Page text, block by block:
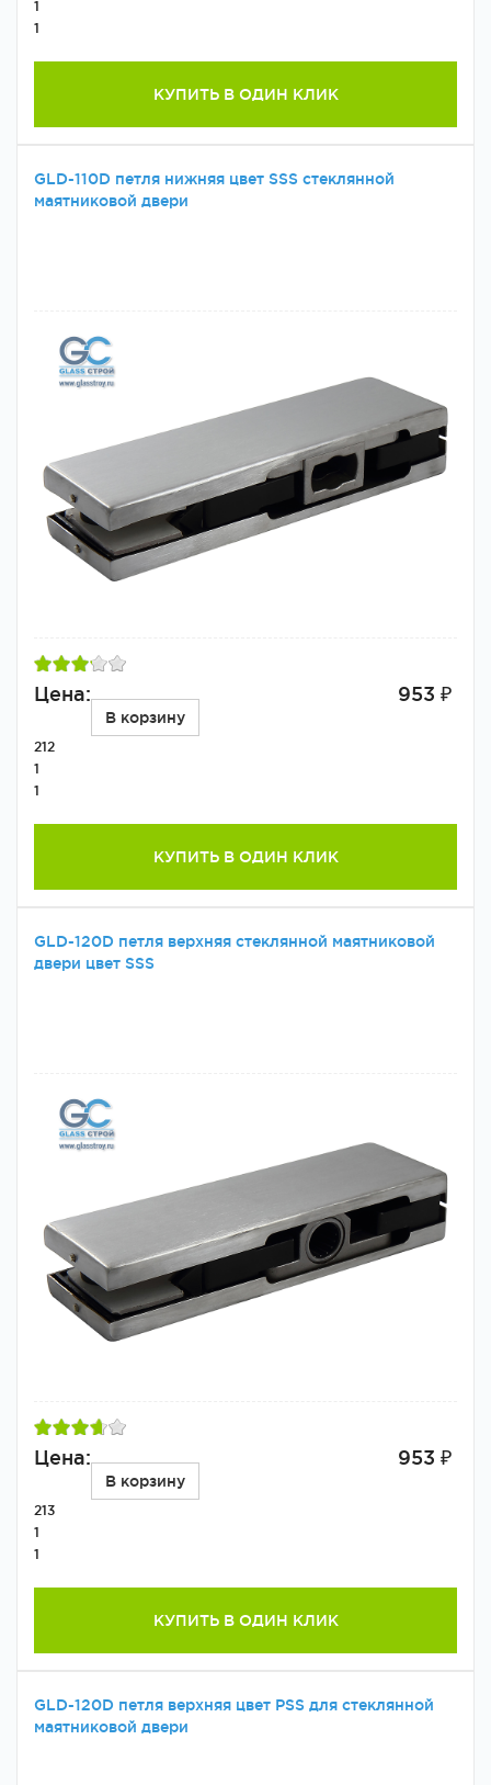
1
1
КУПИТЬ В ОДИН КЛИК
GLD-110D петля нижняя цвет SSS стеклянной
маятниковой двери
Цена: 953 ₽
В корзину
212
1
1
КУПИТЬ В ОДИН КЛИК
GLD-120D петля верхняя стеклянной маятниковой
двери цвет SSS
Цена: 953 ₽
В корзину
213
1
1
КУПИТЬ В ОДИН КЛИК
GLD-120D петля верхняя цвет PSS для стеклянной
маятниковой двери